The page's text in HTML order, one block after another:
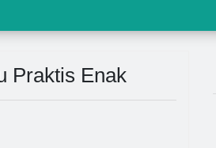
Praktis Enak